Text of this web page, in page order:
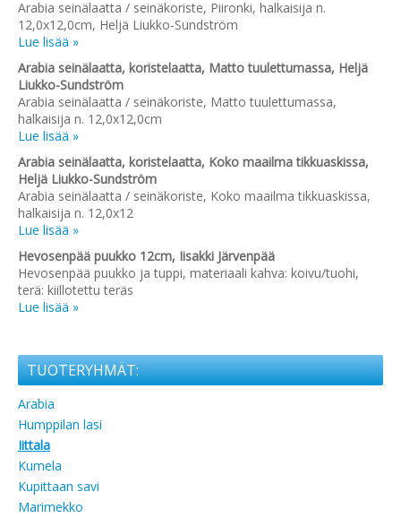
Arabia seinälaatta / seinäkoriste, Piironki, halkaisija n.
12,0x12,0cm, Heljä Liukko-Sundström
Lue lisää »
Arabia seinälaatta, koristelaatta, Matto tuulettumassa, Heljä
Liukko-Sundström
Arabia seinälaatta / seinäkoriste, Matto tuulettumassa,
halkaisija n. 12,0x12,0cm
Lue lisää »
Arabia seinälaatta, koristelaatta, Koko maailma tikkuaskissa,
Heljä Liukko-Sundström
Arabia seinälaatta / seinäkoriste, Koko maailma tikkuaskissa,
halkaisija n. 12,0x12
Lue lisää »
Hevosenpää puukko 12cm, Iisakki Järvenpää
Hevosenpää puukko ja tuppi, materiaali kahva: koivu/tuohi,
terä: kiillotettu teräs
Lue lisää »
TUOTERYHMÄT:
Arabia
Humppilan lasi
Iittala
Kumela
Kupittaan savi
Marimekko